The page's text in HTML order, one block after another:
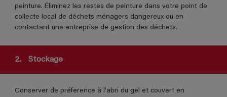
peinture. Éliminez les restes de peinture dans votre point de
collecte local de déchets ménagers dangereux ou en
contactant une entreprise de gestion des déchets.
2. Stockage
Conserver de préference à l'abri du gel et couvert en